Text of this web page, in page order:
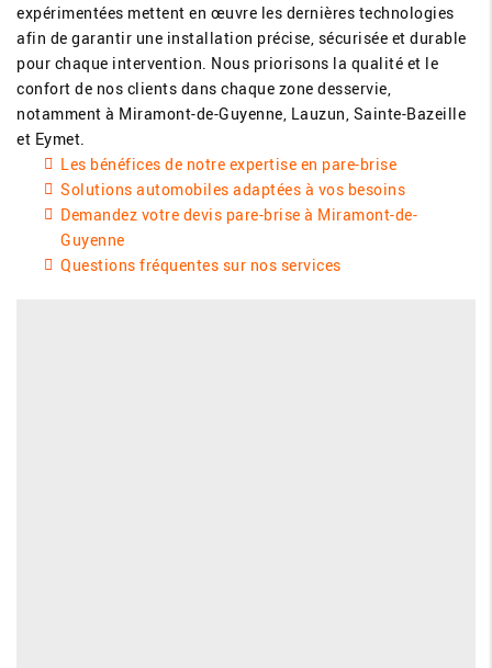
expérimentées mettent en œuvre les dernières technologies
afin de garantir une installation précise, sécurisée et durable
pour chaque intervention. Nous priorisons la qualité et le
confort de nos clients dans chaque zone desservie,
notamment à Miramont-de-Guyenne, Lauzun, Sainte-Bazeille
et Eymet.
Les bénéfices de notre expertise en pare-brise
Solutions automobiles adaptées à vos besoins
Demandez votre devis pare-brise à Miramont-de-
Guyenne
Questions fréquentes sur nos services